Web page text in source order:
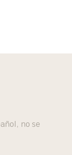
no se